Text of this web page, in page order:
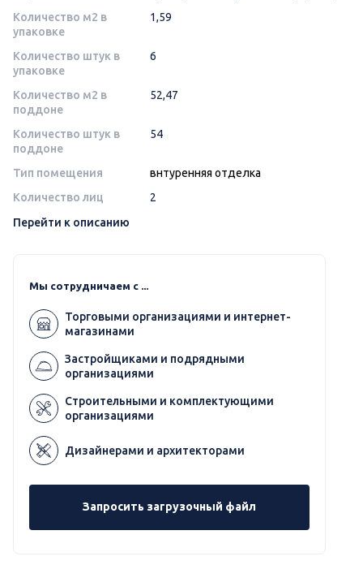
Количество м2 в
упаковке
1,59
Количество штук в
упаковке
6
Количество м2 в
поддоне
52,47
Количество штук в
поддоне
54
Тип помещения
внтуренняя отделка
Количество лиц
2
Перейти к описанию
Мы сотрудничаем с ...
Торговыми организациями и интернет-
магазинами
Застройщиками и подрядными
организациями
Строительными и комплектующими
организациями
Дизайнерами и архитекторами
Запросить загрузочный файл